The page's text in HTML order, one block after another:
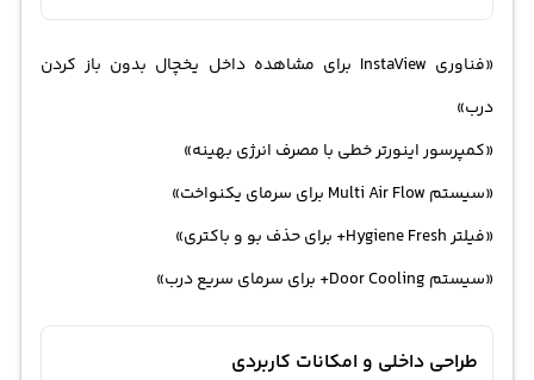
«فناوری InstaView برای مشاهده داخل یخچال بدون باز کردن
درب»
«کمپرسور اینورتر خطی با مصرف انرژی بهینه»
«سیستم Multi Air Flow برای سرمای یکنواخت»
«فیلتر Hygiene Fresh+ برای حذف بو و باکتری»
«سیستم Door Cooling+ برای سرمای سریع درب»
طراحی داخلی و امکانات کاربردی